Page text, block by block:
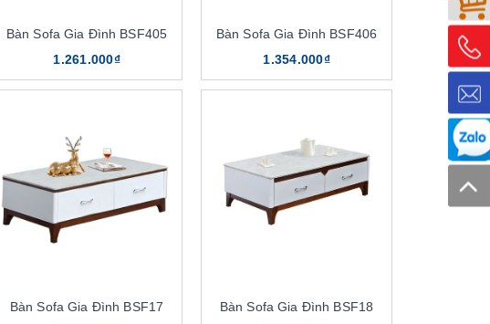
Bàn Sofa Gia Đình BSF405
1.261.000₫
Bàn Sofa Gia Đình BSF406
1.354.000₫
Bàn Sofa Gia Đình BSF17
Bàn Sofa Gia Đình BSF18